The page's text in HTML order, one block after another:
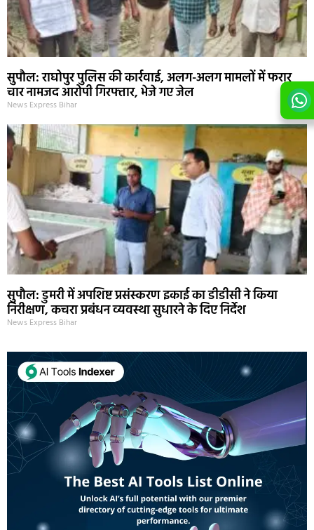
सुपौल: राघोपुर पुलिस की कार्रवाई, अलग-अलग मामलों में फरार
चार नामजद आरोपी गिरफ्तार, भेजे गए जेल
News Express Bihar
सुपौल: डुमरी में अपशिष्ट प्रसंस्करण इकाई का डीडीसी ने किया
निरीक्षण, कचरा प्रबंधन व्यवस्था सुधारने के दिए निर्देश
News Express Bihar